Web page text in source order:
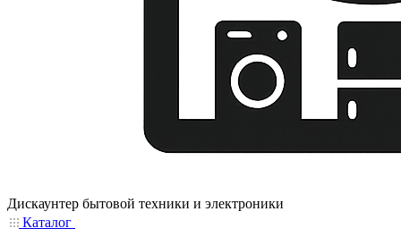
Дискаунтер бытовой техники и электроники
Каталог